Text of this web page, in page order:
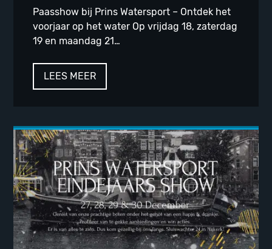
Paasshow bij Prins Watersport – Ontdek het
voorjaar op het water Op vrijdag 18, zaterdag
19 en maandag 21…
LEES MEER